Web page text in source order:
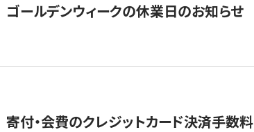
ゴールデンウィークの休業日のお知らせ
寄付・会費のクレジットカード決済手数